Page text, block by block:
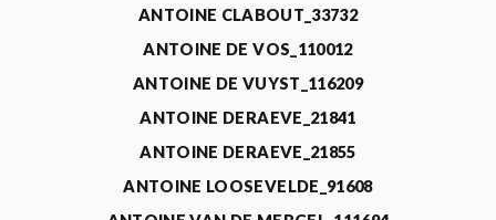
ANTOINE CLABOUT_33732
ANTOINE DE VOS_110012
ANTOINE DE VUYST_116209
ANTOINE DERAEVE_21841
ANTOINE DERAEVE_21855
ANTOINE LOOSEVELDE_91608